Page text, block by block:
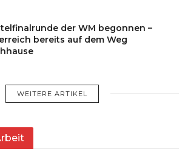
der WM begonnen –
bereits auf dem Weg
WEITERE ARTIKEL